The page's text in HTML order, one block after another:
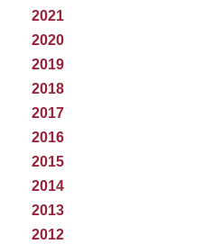
2021
2020
2019
2018
2017
2016
2015
2014
2013
2012